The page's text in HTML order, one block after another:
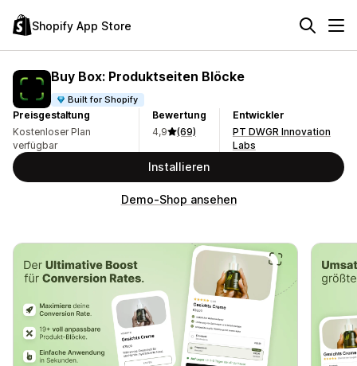
Shopify App Store
Buy Box: Produktseiten Blöcke
Built for Shopify
Preisgestaltung
Kostenloser Plan
verfügbar
Bewertung
4,9
(69)
Entwickler
PT DWGR Innovation
Labs
Installieren
Demo-Shop ansehen